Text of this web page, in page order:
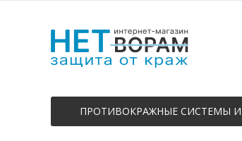
ПРОТИВОКРАЖНЫЕ СИСТЕМЫ